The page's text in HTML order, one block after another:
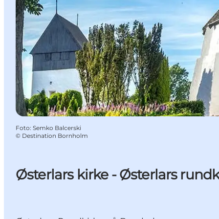
Østerlars kirke - Østerlars
Foto: Semko Balcerski
© Destination Bornholm